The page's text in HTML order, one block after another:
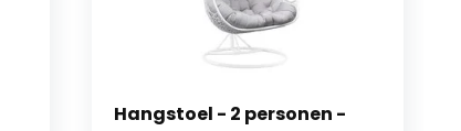
Hangstoel - 2 personen -